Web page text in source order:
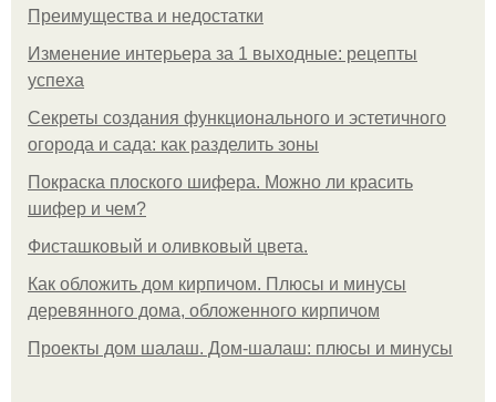
Преимущества и недостатки
Изменение интерьера за 1 выходные: рецепты
успеха
Секреты создания функционального и эстетичного
огорода и сада: как разделить зоны
Покраска плоского шифера. Можно ли красить
шифер и чем?
Фисташковый и оливковый цвета.
Как обложить дом кирпичом. Плюсы и минусы
деревянного дома, обложенного кирпичом
Проекты дом шалаш. Дом-шалаш: плюсы и минусы